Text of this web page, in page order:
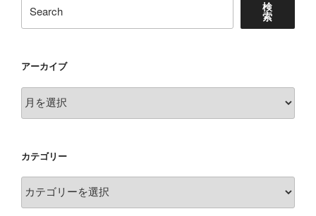
検
索
アーカイブ
ー
ブ
カテゴリー
テ